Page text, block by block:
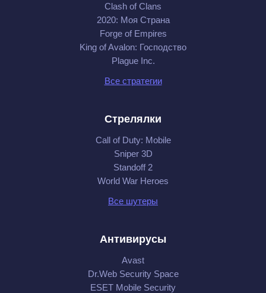
Clash of Clans
2020: Моя Cтрана
Forge of Empires
King of Avalon: Господство
Plague Inc.
Все стратегии
Стрелялки
Call of Duty: Mobile
Sniper 3D
Standoff 2
World War Heroes
Все шутеры
Антивирусы
Avast
Dr.Web Security Space
ESET Mobile Security